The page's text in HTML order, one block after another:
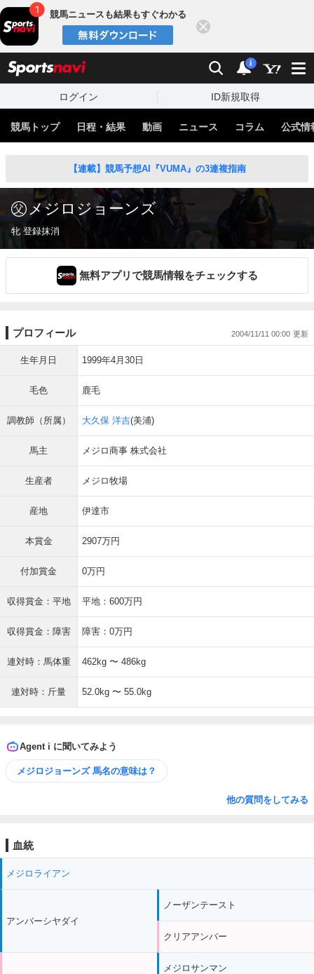
競馬ニュースも結果もすぐわかる
検索 通知
i
ログイン ID新規取得
競馬トップ 日程・結果 動画 ニュース コラム 公式情
【連載】競馬予想AI『VUMA』の3連複指南
メジロジョーンズ
牝 登録抹消
無料アプリで競馬情報をチェックする
プロフィール 2004/11/11 00:00
生年月日 1999年4月30日
毛色 鹿毛
調教師（所属） 大久保 洋吉(美浦)
馬主 メジロ商事 株式会社
生産者 メジロ牧場
産地 伊達市
本賞金 2907万円
付加賞金 0万円
収得賞金：平地 平地：600万円
収得賞金：障害 障害：0万円
連対時：馬体重 462kg 〜 486kg
連対時：斤量 52.0kg 〜 55.0kg
Agent i に聞いてみよう
メジロジョーンズ 馬名の意味は？
他の質問をしてみる
血統
メジロライアン
アンバーシヤダイ
ノーザンテースト
クリアアンバー
メジロサンマン